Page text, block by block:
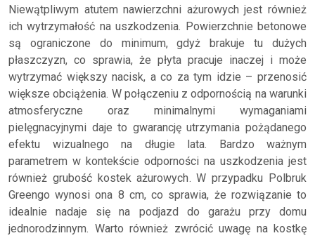
Niewątpliwym atutem nawierzchni ażurowych jest również
ich wytrzymałość na uszkodzenia. Powierzchnie betonowe
są ograniczone do minimum, gdyż brakuje tu dużych
płaszczyzn, co sprawia, że płyta pracuje inaczej i może
wytrzymać większy nacisk, a co za tym idzie – przenosić
większe obciążenia. W połączeniu z odpornością na warunki
atmosferyczne oraz minimalnymi wymaganiami
pielęgnacyjnymi daje to gwarancję utrzymania pożądanego
efektu wizualnego na długie lata. Bardzo ważnym
parametrem w kontekście odporności na uszkodzenia jest
również grubość kostek ażurowych. W przypadku Polbruk
Greengo wynosi ona 8 cm, co sprawia, że rozwiązanie to
idealnie nadaje się na podjazd do garażu przy domu
jednorodzinnym. Warto również zwrócić uwagę na kostkę